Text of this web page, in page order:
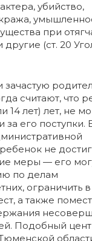
убийство,
при
другие (ст. 20
считают, что
14 лет) лет, не
за его поступки.
не
меры — его
по делам
ограничить
а также
Подобный